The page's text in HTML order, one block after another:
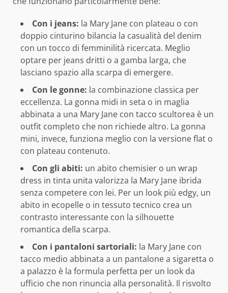
Con i jeans: la Mary Jane con plateau o con
doppio cinturino bilancia la casualità del denim
con un tocco di femminilità ricercata. Meglio
optare per jeans dritti o a gamba larga, che
lasciano spazio alla scarpa di emergere.
Con le gonne: la combinazione classica per
eccellenza. La gonna midi in seta o in maglia
abbinata a una Mary Jane con tacco scultorea è un
outfit completo che non richiede altro. La gonna
mini, invece, funziona meglio con la versione flat o
con plateau contenuto.
Con gli abiti: un abito chemisier o un wrap
dress in tinta unita valorizza la Mary Jane ibrida
senza competere con lei. Per un look più edgy, un
abito in ecopelle o in tessuto tecnico crea un
contrasto interessante con la silhouette
romantica della scarpa.
Con i pantaloni sartoriali: la Mary Jane con
tacco medio abbinata a un pantalone a sigaretta o
a palazzo è la formula perfetta per un look da
ufficio che non rinuncia alla personalità. Il risvolto